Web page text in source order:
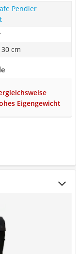
Pendler
cm
Eigengewicht